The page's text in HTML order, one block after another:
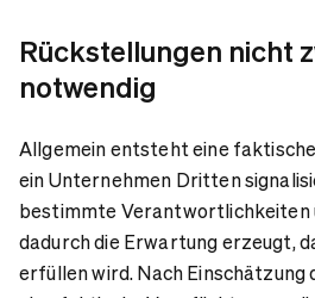
Rückstellungen nicht
notwendig
Allgemein entsteht eine
ein Unternehmen Dritten
bestimmte Verantwortlichkeiten
dadurch die Erwartung erzeugt,
erfüllen wird. Nach Einschätzung